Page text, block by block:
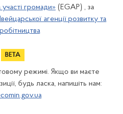
участі громади» (EGAP) , за
агенції розвитку та
режимі. Якщо ви маєте
будь ласка, напишіть нам: